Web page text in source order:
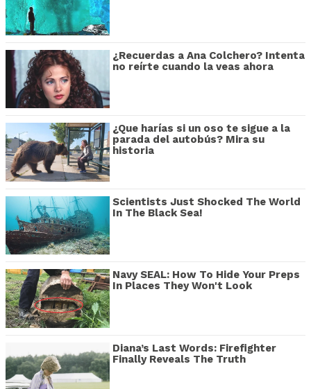
¿Recuerdas a Ana Colchero? Intenta
no reírte cuando la veas ahora
¿Que harías si un oso te sigue a la
parada del autobús? Mira su
historia
Scientists Just Shocked The World
In The Black Sea!
Navy SEAL: How To Hide Your Preps
In Places They Won't Look
Diana’s Last Words: Firefighter
Finally Reveals The Truth